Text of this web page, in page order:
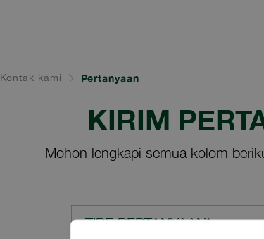
Kontak kami Pertanyaan
KIRIM
Mohon lengkapi semua kolom
TIPE PERTANYAAN*